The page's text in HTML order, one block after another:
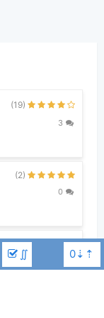
∬
(19)
3
(2)
0
(4)